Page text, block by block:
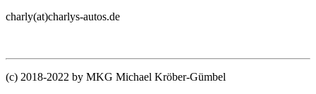
charly(at)charlys-autos.de
(c) 2018-2022 by MKG Michael Kröber-Gümbel